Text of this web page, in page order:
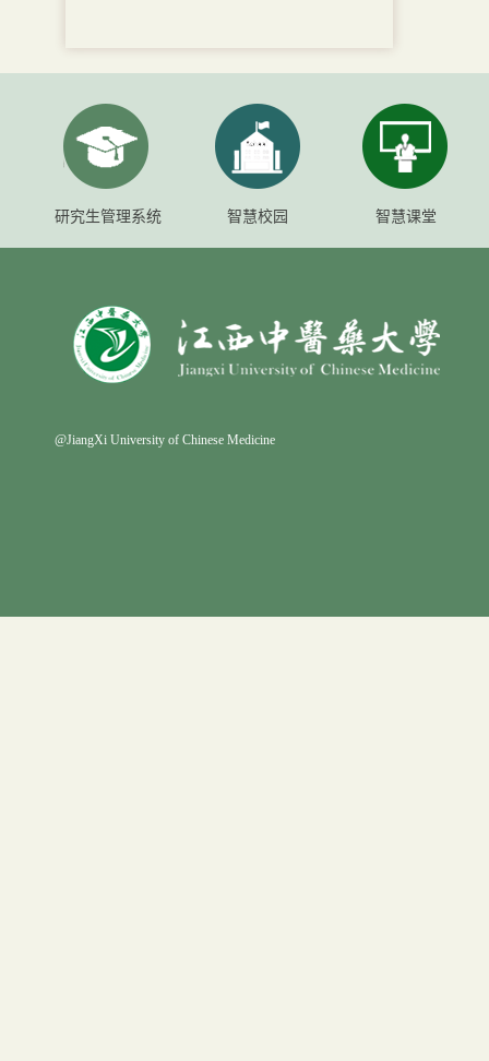
研究生管理系统 智慧校园 智慧课堂
@JiangXi University of Chinese Medicine